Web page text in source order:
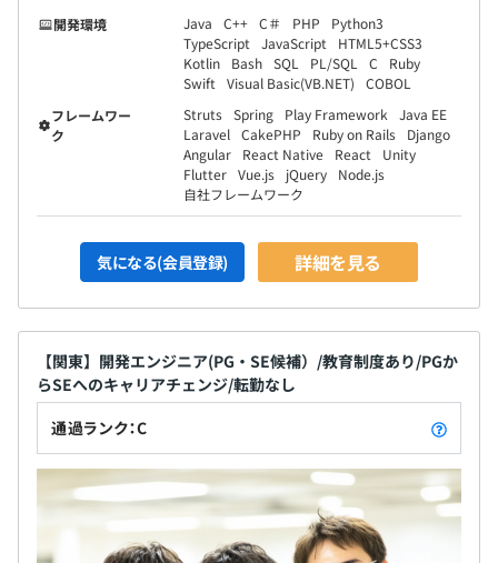
拠点、プロジェクトにより異なります。
開発環境
Java C++ C＃ PHP
Python3
TypeScript
JavaScript
HTML5+CSS3
Kotlin
Bash SQL PL/SQL C
Ruby
Swift
Visual Basic(VB.NET)
COBOL
フレームワー
ク
Struts Spring Play Framework
Java EE
Laravel CakePHP Ruby on Rails
Django
Angular
React Native React
Unity
Flutter Vue.js jQuery
Node.js
自社フレームワーク
気になる(会員登録) 詳細を見る
【関東】開発エンジニア(PG・SE候補）/教育制度あり/PGか
らSEへのキャリアチェンジ/転勤なし
通過ランク：C